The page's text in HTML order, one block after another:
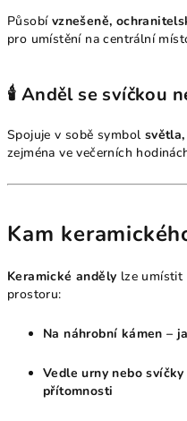
Působí vznešeně,
pro umístění na centrální
🕯️ Anděl se svíčkou
Spojuje v sobě symbol
zejména ve večerních
Kam
Keramické anděly lze umístit
prostoru:
Na náhrobní kámen –
Vedle urny nebo
přítomnosti